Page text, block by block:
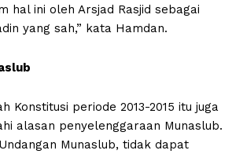
hal ini oleh Arsjad Rasjid sebagai
yang sah,” kata Hamdan.
Konstitusi periode 2013-2015 itu juga
alasan penyelenggaraan Munaslub.
Munaslub, tidak dapat